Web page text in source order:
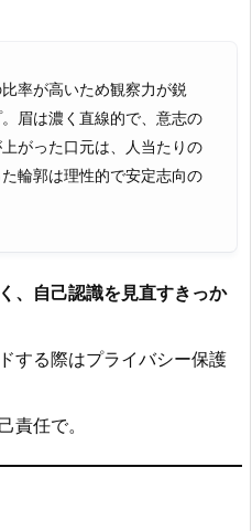
率が高いため観察力が鋭
眉は濃く直線的で、意志の
がった口元は、人当たりの
輪郭は理性的で安定志向の
、自己認識を見直すきっか
する際はプライバシー保護
責任で。